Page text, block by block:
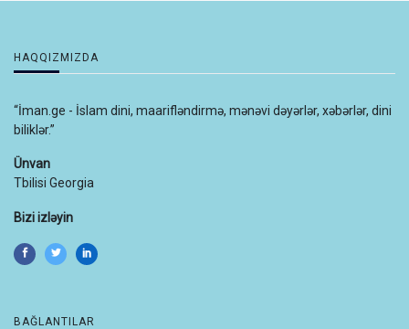
HAQQIZMIZDA
“İman.ge - İslam dini, maarifləndirmə, mənəvi dəyərlər, xəbərlər, dini
biliklər.”
Ünvan
Tbilisi Georgia
Bizi izləyin
BAĞLANTILAR